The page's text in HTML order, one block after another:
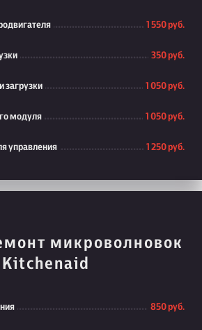
1 550 руб.
350 руб.
загрузки 1 050 руб.
модуля 1 050 руб.
управления 1 250 руб.
микроволновок
Kitchenaid
850 руб.